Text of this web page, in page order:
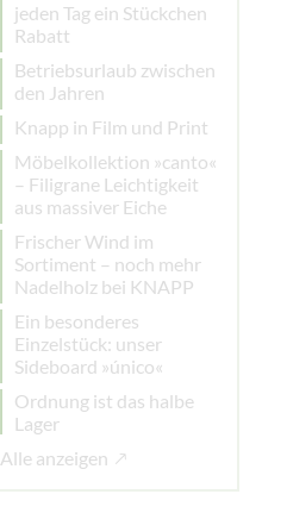
jeden Tag ein Stückchen
Rabatt
Betriebsurlaub zwischen
den Jahren
Knapp in Film und Print
Möbelkollektion »canto«
– Filigrane Leichtigkeit
aus massiver Eiche
Frischer Wind im
Sortiment – noch mehr
Nadelholz bei KNAPP
Ein besonderes
Einzelstück: unser
Sideboard »único«
Ordnung ist das halbe
Lager
Alle anzeigen